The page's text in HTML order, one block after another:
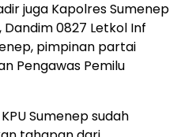
juga Kapolres Sumenep
Dandim 0827 Letkol Inf
pimpinan partai
Pengawas Pemilu
Sumenep sudah